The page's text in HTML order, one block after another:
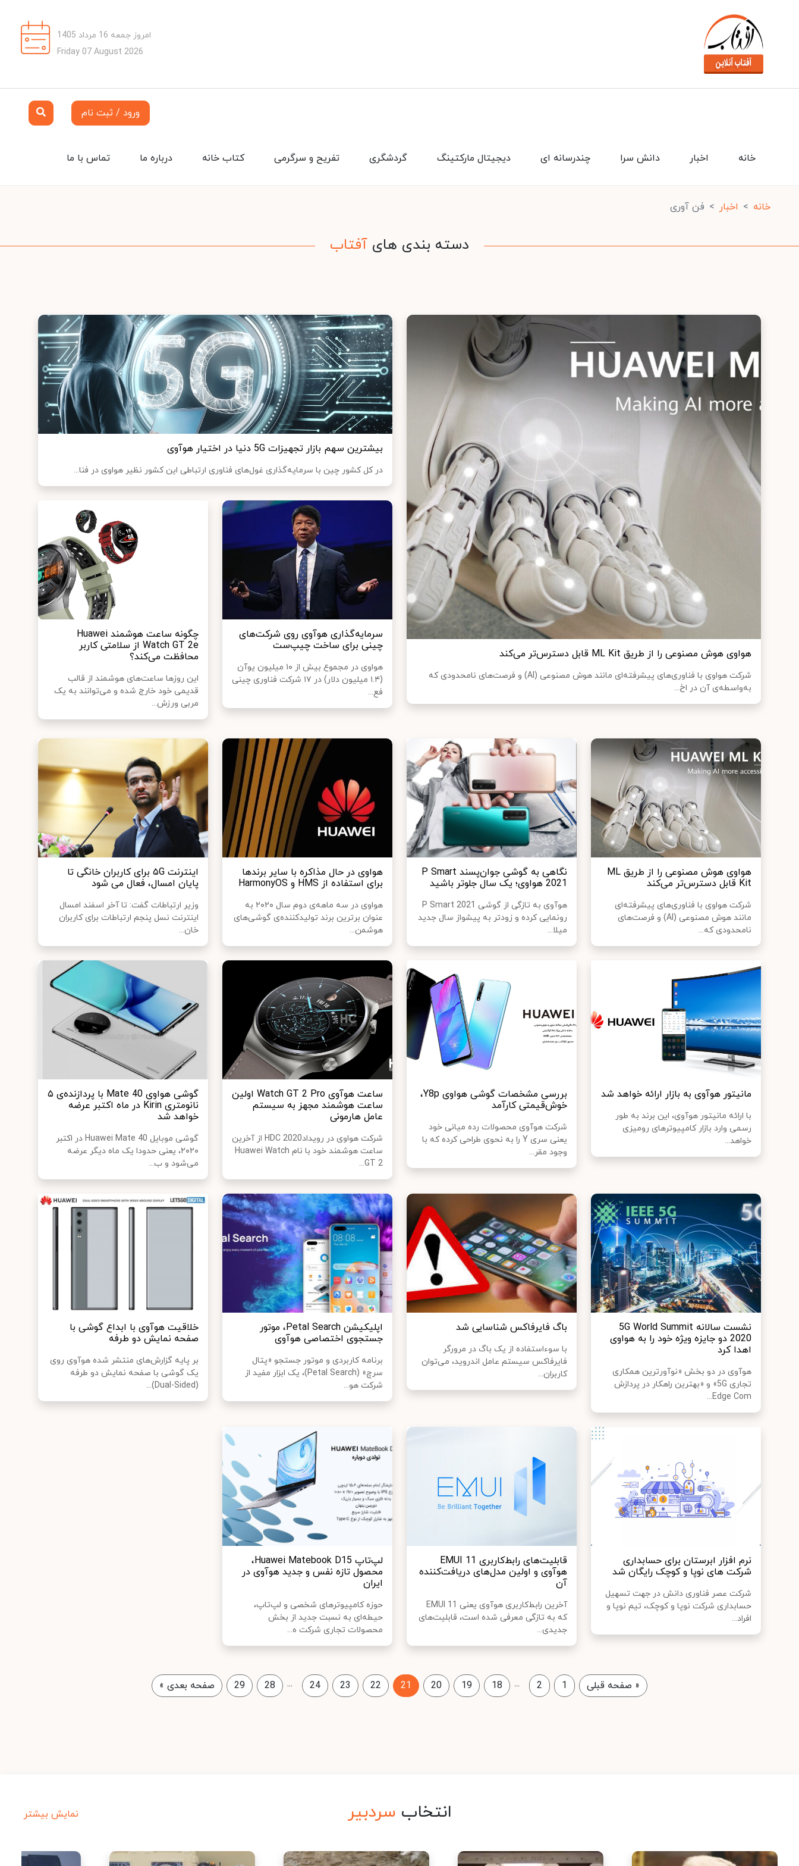
امروز جمعه 16 مرداد 1405
Friday 07 August 2026
ورود / ثبت نام
تماس با ما درباره ما کتاب خانه تفریح و سرگرمی گردشگری دیجیتال مارکتینگ چندرسانه ای دانش سرا اخبار خانه
خانه اخبار فن آوری
دسته بندی های آفتاب
هواوی هوش مصنوعی را از طریق ML Kit قابل دسترس‌‌تر می‌کند
شرکت هواوی با فناوری‌های پیشرفته‌ای مانند هوش مصنوعی (AI) و فرصت‌های نامحدودی که
به‌واسطه‌ی آن در اخ...
بیشترین سهم بازار تجهیزات 5G دنیا در اختیار هوآوی
در کل کشور چین با سرمایه‌گذاری غول‌های فناوری ارتباطی این کشور نظیر هواوی در فنا...
سرمایه‌گذاری هوآوی روی شرکت‌های
چینی برای ساخت چیپ‌ست
هواوی در مجموع بیش از ۱۰ میلیون یوآن
(۱.۴ میلیون دلار) در ۱۷ شرکت فناوری چینی
فع...
چگونه ساعت هوشمند Huawei
Watch GT 2e از سلامتی کاربر
محافظت می‌کند؟
این روزها ساعت‌های هوشمند از قالب
قدیمی خود خارج شده و می‌توانند به یک
مربی ورزش...
هواوی هوش مصنوعی را از طریق ML
Kit قابل دسترس‌‌تر می‌کند
شرکت هواوی با فناوری‌های پیشرفته‌ای
مانند هوش مصنوعی (AI) و فرصت‌های
نامحدودی که...
نگاهی به گوشی جوان‌پسند P Smart
2021 هواوی؛ یک سال جلوتر باشید
هوآوی به تازگی از گوشی P Smart 2021
رونمایی کرده و زودتر به پیشواز سال جدید
میلا...
هواوی در حال مذاکره با سایر برندها
برای استفاده از HMS و HarmonyOS
هواوی در سه ماهه‌ی دوم سال ۲۰۲۰ به
عنوان برترین برند تولیدکننده‌ی گوشی‌های
هوشمن...
اینترنت ۵G برای کاربران خانگی تا
پایان امسال، فعال می شود
وزیر ارتباطات گفت: تا آخر اسفند امسال
اینترنت نسل پنجم ارتباطات برای کاربران
خان...
مانیتور هوآوی به بازار ارائه خواهد شد
با ارائه مانیتور هوآوی، این برند به طور
رسمی وارد بازار کامپیوترهای رومیزی
خواهد...
بررسی مشخصات گوشی هواوی Y8p،
خوش‌قیمتی کارآمد
شرکت هوآوی محصولات رده میانی خود
یعنی سری Y را به نحوی طراحی کرده که با
وجود مقر...
ساعت هوآوی Watch GT 2 Pro اولین
ساعت هوشمند مجهز به سیستم
عامل هارمونی
شرکت هواوی در رویداد2020 HDC از آخرین
ساعت هوشمند خود با نام Huawei Watch
GT 2...
گوشی هواوی Mate 40 با پردازنده‌ی ۵
نانومتری Kirin در ماه اکتبر عرضه
خواهد شد
گوشی موبایل Huawei Mate 40 در اکتبر
۲۰۲۰، یعنی حدودا یک ماه دیگر عرضه
می‌شود و ب...
نشست سالانه 5G World Summit
2020 دو جایزه ویژه خود را به هواوی
اهدا کرد
هوآوی در دو بخش «نوآورترین همکاری
تجاری 5G» و «بهترین راهکار در پردازش
Edge Com...
باگ فایرفاکس شناسایی شد
با سوءاستفاده از یک ‫باگ در مرورگر
فایرفاکس سیستم عامل اندروید، می‌توان
کاربران...
اپلیکیشن Petal Search، موتور
جستجوی اختصاصی هوآوی
برنامه کاربردی و موتور جستجو «پتال
سرچ» (Petal Search)، یک ابزار مفید از
شرکت هو...
خلاقیت هوآوی با ابداع گوشی با
صفحه نمایش دو طرفه
بر پایه گزارش‌های منتشر شده هوآوی روی
یک گوشی با صفحه نمایش دو طرفه
(Dual-Sided)...
نرم افزار ابرستان برای حسابداری
شرکت های نوپا و کوچک رایگان شد
شرکت عصر فناوری دانش در جهت تسهیل
حسابداری شرکت نوپا و کوچک، تیم نوپا و
افراد...
قابلیت‌های رابط‌کاربری EMUI 11
هوآوی و اولین مدل‌های دریافت‌کننده
آن
آخرین رابط‌کاربری هوآوی یعنی EMUI 11
که به تازگی معرفی شده است، قابلیت‌های
جدیدی...
لپ‌تاپ Huawei Matebook D15،
محصول تازه نفس و جدید هوآوی در
ایران
حوزه کامپیوترهای شخصی و لپ‌تاپ،
حیطه‌ای به نسبت جدید از بخش
محصولات تجاری شرکت ه...
« صفحه قبلی 1
2
...
18
19
20
21
22
23
24
...
28
29 صفحه بعدی »
انتخاب سردبیر نمایش بیشتر